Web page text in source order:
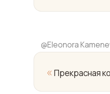
@Eleonora
« Прекрасная